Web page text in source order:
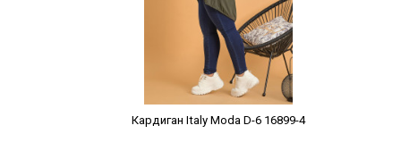
Кардиган Italy Moda D-6 16899-4